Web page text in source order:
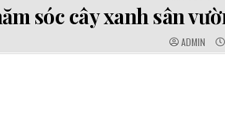
IN
sóc cây xanh sân
AUTHOR:
ADMIN